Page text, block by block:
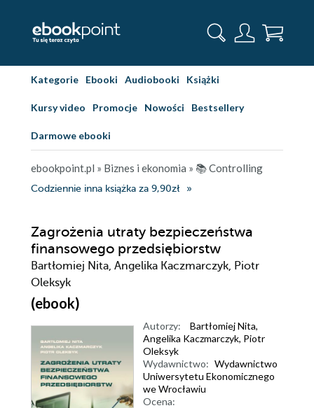
Kategorie Ebooki Audiobooki Książki
Kursy video Promocje Nowości Bestsellery
Darmowe ebooki
ebookpoint.pl » Biznes i ekonomia » 📚 Controlling
Codziennie inna książka za 9,90zł
Zagrożenia utraty bezpieczeństwa
finansowego przedsiębiorstw
Bartłomiej Nita, Angelika Kaczmarczyk, Piotr
Oleksyk
(ebook)
Autorzy: Bartłomiej Nita,
Angelika Kaczmarczyk, Piotr
Oleksyk
Wydawnictwo: Wydawnictwo
Uniwersytetu Ekonomicznego
we Wrocławiu
Ocena: